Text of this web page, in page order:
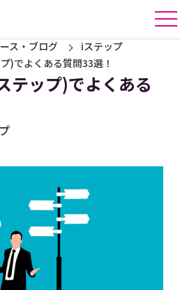
ス・ブログ
iステップ
)でよくある質問33選！
テップ)でよくある